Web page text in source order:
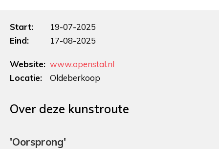
Start:
19-07-2025
Eind:
17-08-2025
Website: www.openstal.nl
Locatie:
Oldeberkoop
Over deze kunstroute
'Oorsprong'